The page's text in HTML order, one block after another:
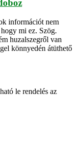
információt nem
mi ez. Szög.
huzalszegről van
könnyedén átüthető
le rendelés az